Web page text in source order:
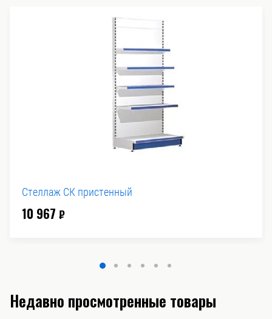
Стеллаж СК пристенный
10 967 ₽
Недавно просмотренные товары